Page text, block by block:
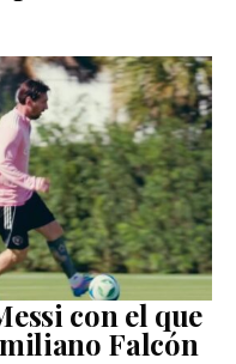
con el que
Falcón